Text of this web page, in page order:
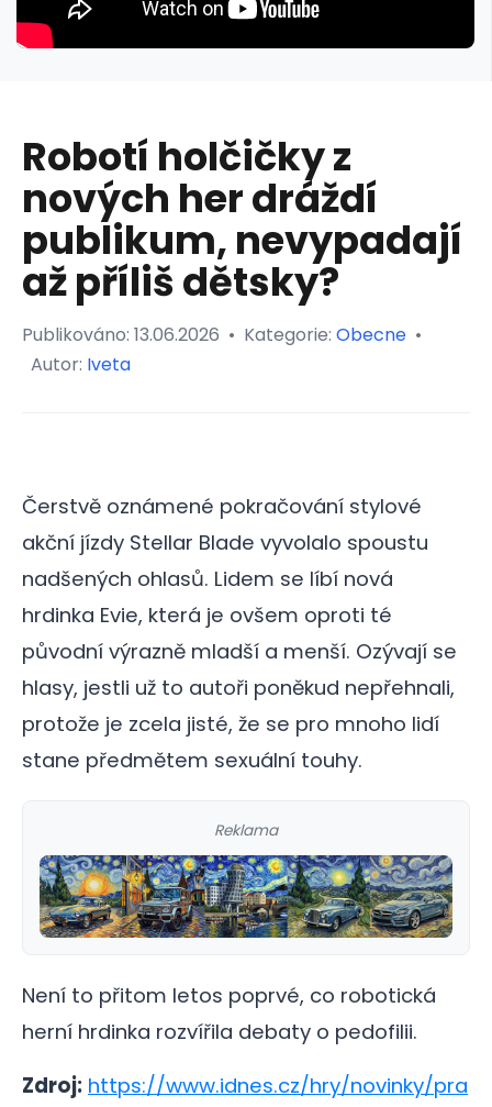
Robotí holčičky z
nových her dráždí
publikum, nevypadají
až příliš dětsky?
Publikováno: 13.06.2026 • Kategorie: Obecne •
Autor: Iveta
Čerstvě oznámené pokračování stylové
akční jízdy Stellar Blade vyvolalo spoustu
nadšených ohlasů. Lidem se líbí nová
hrdinka Evie, která je ovšem oproti té
původní výrazně mladší a menší. Ozývají se
hlasy, jestli už to autoři poněkud nepřehnali,
protože je zcela jisté, že se pro mnoho lidí
stane předmětem sexuální touhy.
Reklama
Není to přitom letos poprvé, co robotická
herní hrdinka rozvířila debaty o pedofilii.
Zdroj: https://www.idnes.cz/hry/novinky/pra